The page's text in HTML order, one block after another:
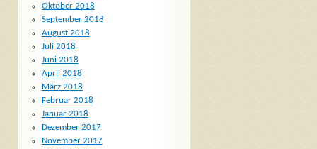
Oktober 2018
September 2018
August 2018
Juli 2018
Juni 2018
April 2018
März 2018
Februar 2018
Januar 2018
Dezember 2017
November 2017